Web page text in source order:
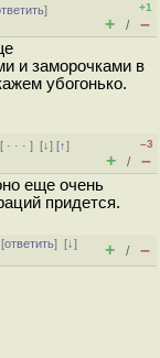
]
+1
+ / –
и заморочками в
убогонько.
· · ·][↓] [↑]
–3
+ / –
еще очень
придется.
ответить][↓]
+ / –